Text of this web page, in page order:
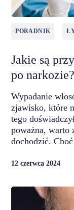
PORADNIK
Jakie są
po narkozie?
Wypadanie
zjawisko, które
tego
poważna, warto
dochodzić.
12 czerwca 2024